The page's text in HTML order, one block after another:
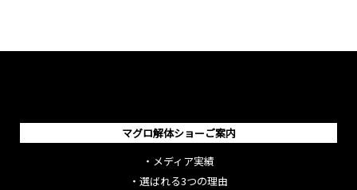
マグロ解体ショーご案内
・ メディア実績
・ 選ばれる3つの理由